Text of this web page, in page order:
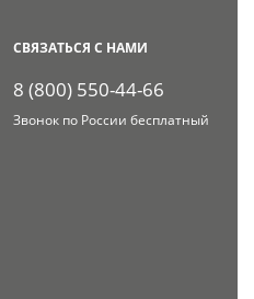
СВЯЗАТЬСЯ С НАМИ
8 (800) 550-44-66
Звонок по России бесплатный